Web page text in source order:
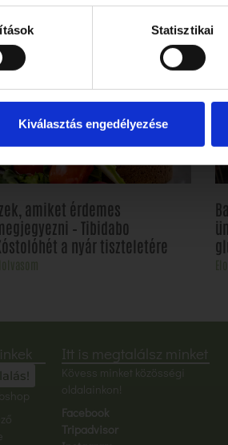
Statisztikai
Kiválasztás engedélyezése
bejegyzéseink
Ízek, amiket érdemes
– Tibidabo
a nyár tiszteletére
Itt is megtalálsz minket
Kövess minket közösségi
oldalainkon!
Facebook
Tripadvisor